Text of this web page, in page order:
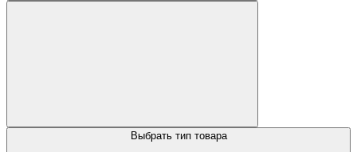
Выбрать тип товара